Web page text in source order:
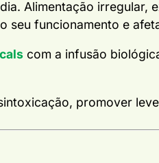
Alimentação irregular,
seu funcionamento e
com a infusão
promover